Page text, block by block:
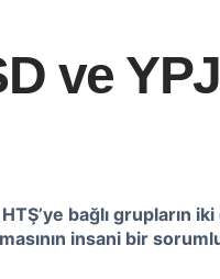
ve
bağlı
insani bir